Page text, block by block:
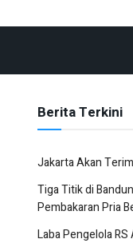
Berita Terkini
Jakarta Akan
Tiga Titik di
Pembakaran Pria
Laba Pengelola